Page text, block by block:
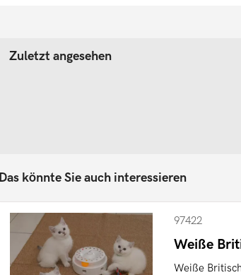
Zuletzt angesehen
Das könnte Sie auch interessieren
97422
Weiße
Weiße